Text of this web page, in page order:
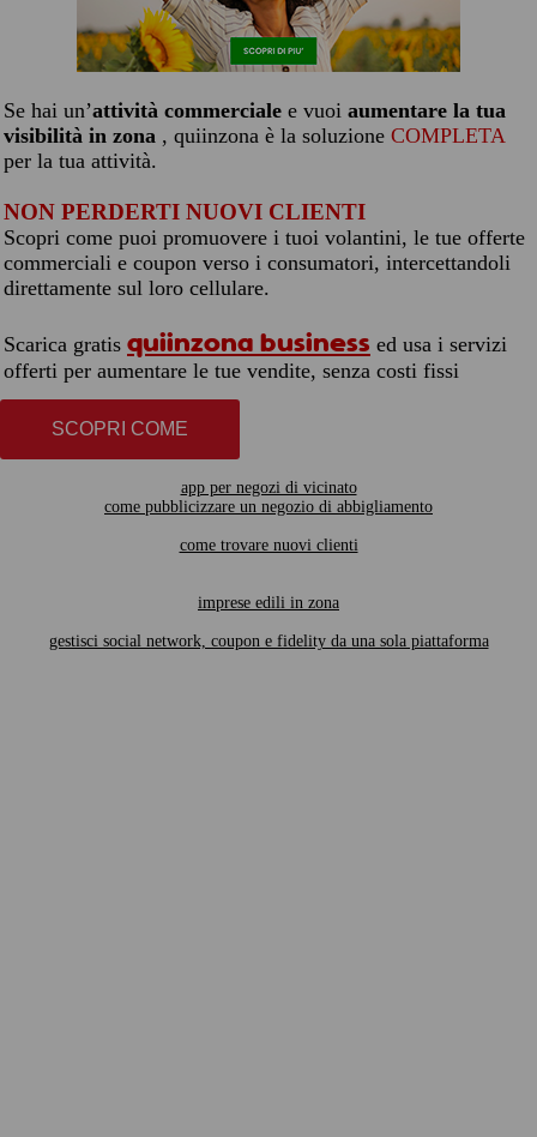
Se hai un’attività commerciale e vuoi aumentare la tua
visibilità in zona , quiinzona è la soluzione COMPLETA
per la tua attività.
NON PERDERTI NUOVI CLIENTI
Scopri come puoi promuovere i tuoi volantini, le tue offerte
commerciali e coupon verso i consumatori, intercettandoli
direttamente sul loro cellulare.
Scarica gratis quiinzona business ed usa i servizi
offerti per aumentare le tue vendite, senza costi fissi
SCOPRI COME
app per negozi di vicinato
come pubblicizzare un negozio di abbigliamento
come trovare nuovi clienti
imprese edili in zona
gestisci social network, coupon e fidelity da una sola piattaforma